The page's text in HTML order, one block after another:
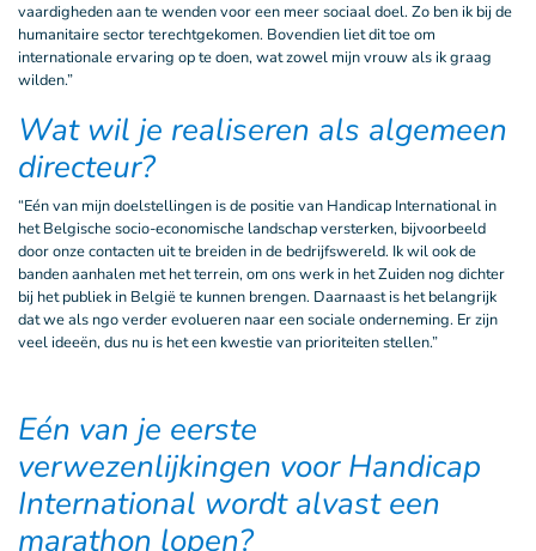
vaardigheden aan te wenden voor een meer sociaal doel. Zo ben ik bij de
humanitaire sector terechtgekomen. Bovendien liet dit toe om
internationale ervaring op te doen, wat zowel mijn vrouw als ik graag
wilden.”
Wat wil je realiseren als algemeen
directeur?
“Eén van mijn doelstellingen is de positie van Handicap International in
het Belgische socio-economische landschap versterken, bijvoorbeeld
door onze contacten uit te breiden in de bedrijfswereld. Ik wil ook de
banden aanhalen met het terrein, om ons werk in het Zuiden nog dichter
bij het publiek in België te kunnen brengen. Daarnaast is het belangrijk
dat we als ngo verder evolueren naar een sociale onderneming. Er zijn
veel ideeën, dus nu is het een kwestie van prioriteiten stellen.”
Eén van je eerste
verwezenlijkingen voor Handicap
International wordt alvast een
marathon lopen?